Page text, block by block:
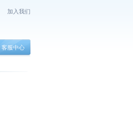
加入我们
客服中心